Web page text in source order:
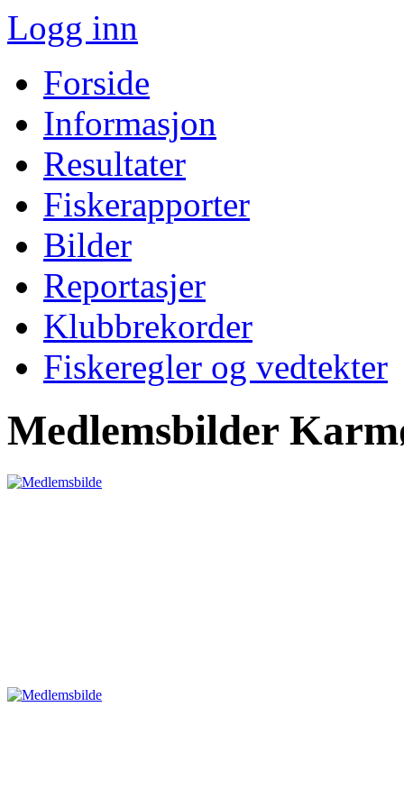
Logg inn
Forside
Informasjon
Resultater
Fiskerapporter
Bilder
Reportasjer
Klubbrekorder
Fiskeregler og vedtekter
Medlemsbilder